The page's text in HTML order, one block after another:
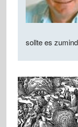
sollte es